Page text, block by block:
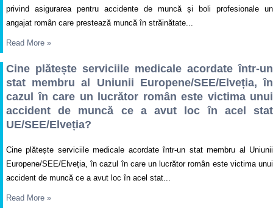
privind asigurarea pentru accidente de muncă și boli profesionale un
angajat român care prestează muncă în străinătate...
Read More »
Cine plătește serviciile medicale acordate într-un
stat membru al Uniunii Europene/SEE/Elveția, în
cazul în care un lucrător român este victima unui
accident de muncă ce a avut loc în acel stat
UE/SEE/Elveția?
Cine plătește serviciile medicale acordate într-un stat membru al Uniunii
Europene/SEE/Elveția, în cazul în care un lucrător român este victima unui
accident de muncă ce a avut loc în acel stat...
Read More »